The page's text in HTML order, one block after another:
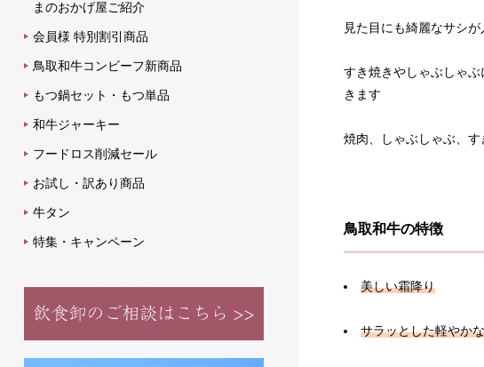
まのおかげ屋ご紹介
会員様 特別割引商品
鳥取和牛コンビーフ新商品
もつ鍋セット・もつ単品
和牛ジャーキー
フードロス削減セール
お試し・訳あり商品
牛タン
特集・キャンペーン
見た目にも綺麗なサシ
すき焼きやしゃぶしゃ
きます
焼肉、しゃぶしゃぶ、す
鳥取和牛の特徴
美しい霜降り
サラッとした軽やか